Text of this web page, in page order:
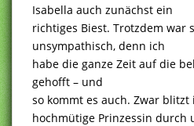
Isabella auch zunächst ein
richtiges Biest. Trotzdem war
unsympathisch, denn ich
habe die ganze Zeit auf die
gehofft – und
so kommt es auch. Zwar
hochmütige Prinzessin durch